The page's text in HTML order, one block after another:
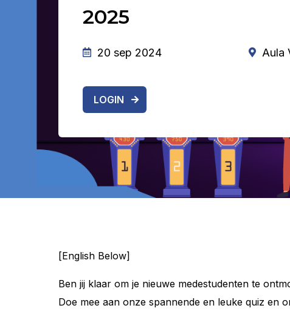
2025
20 sep 2024 Aula
LOGIN
[English Below]
Ben jij klaar om je nieuwe medestudenten te
Doe mee aan onze spannende en leuke quiz en